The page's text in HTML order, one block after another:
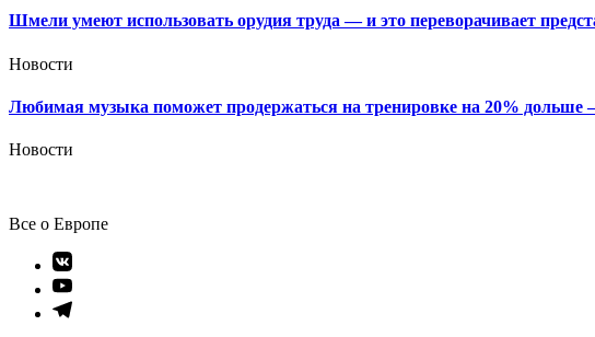
Шмели умеют использовать орудия труда — и это переворачивает
Новости
Любимая музыка поможет продержаться на тренировке на 20%
Новости
Все о Европе
Элемент
меню
Элемент
меню
Элемент